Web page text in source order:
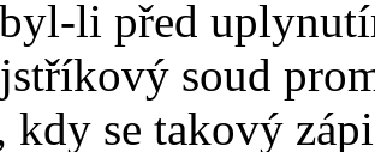
li před
soud
kdy se takový